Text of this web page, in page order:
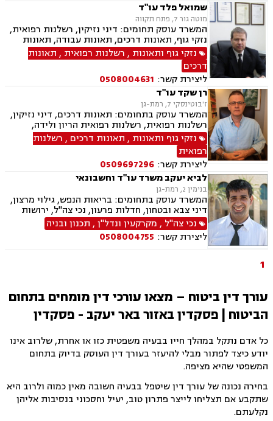
שמואל פלד עו"ד
מוטה גור 7, פתח תקווה
המשרד עוסק תחומים: דיני נזיקין, רשלנות רפואית,
נזקי גוף, תאונות דרכים, תאונות עבודה, תאונות
תלמידים, ביטוח חיים, אובדן כושר עבודה, ביטוח
סיעודי, נכי צה"ל, תביעות ביטוח, נזקי רכוש, דיני
עבודה, דיני פנסיה, פירוקים והקפאות הליכים,
מקרקעין ונדל"ן, עסקאות מכר דירה, הפקעות
מקרקעין, מיסוי מקרקעין, פינוי מושכר, ייפוי כוח
מתמשך, ירושות וצוואות, הסכמי ממון
נזקי גוף ותאונות , רשלנות רפואית , תאונות
דרכים
ליצירת קשר: 0508004631
רן שקד עו"ד
ז'בוטינסקי 7, רמת-גן
המשרד עוסק בתחומים: תאונות דרכים, דיני נזיקין,
רשלנות רפואית, רשלנות רפואית הריון ולידה,
ביטוח, תאונות עבודה, ייצוג נכי צה"ל, ירושות
וצוואות.
נזקי גוף ותאונות , תאונות דרכים , רשלנות
רפואית
ליצירת קשר: 0509697296
לביא יעקב משרד עו"ד וחשבונאי
בנימין 2, רמת-גן
המשרד עוסק בתחומים: בריאות הנפש, גילוי מרצון,
דיני צבא ובטחון, חדלות פרעון, נכי צה"ל, ירושות
וצוואות, רשויות מקומיות, לשון הרע, משרד הביטחון,
דיני עבודה, דיני ביטוח מיסים, דיני חוזים, חוקתי
ומנהלי, דיני מקרקעין, עסקאות מכר דירה
נכי צה"ל , מקרקעין ונדל"ן, תכנון ובניה
ליצירת קשר: 0508004755
1
עורך דין ביטוח – מצאו עורכי דין מומחים בתחום
הביטוח | פסקדין באזור באר יעקב - פסקדין
כל אדם נתקל במהלך חייו בבעיה משפטית כזו או אחרת, שלרוב אינו
יודע כיצד לפתור מבלי להיעזר בעורך דין העוסק בדיוק בתחום
המשפטי שהיא מציפה.
בחירה נכונה של עורך דין שיטפל בבעיה חשובה מאין כמוה ולרוב היא
שתקבע אם תצליחו לייצר פתרון טוב, יעיל וחסכוני בנסיבות אליהן
נקלעתם.